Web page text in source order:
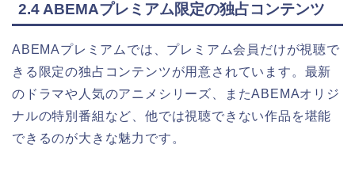
2.4 ABEMAプレミアム限定の独占コンテンツ
ABEMAプレミアムでは、プレミアム会員だけが視聴で
きる限定の独占コンテンツが用意されています。最新
のドラマや人気のアニメシリーズ、またABEMAオリジ
ナルの特別番組など、他では視聴できない作品を堪能
できるのが大きな魅力です。